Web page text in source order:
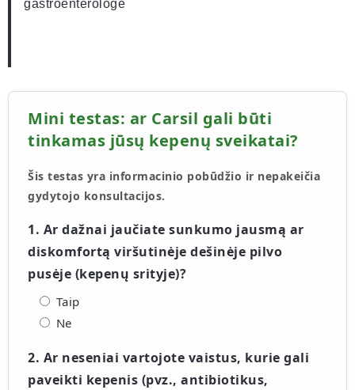
gastroenterologė
Mini testas: ar Carsil gali būti
tinkamas jūsų kepenų sveikatai?
Šis testas yra informacinio pobūdžio ir nepakeičia
gydytojo konsultacijos.
1. Ar dažnai jaučiate sunkumo jausmą ar
diskomfortą viršutinėje dešinėje pilvo
pusėje (kepenų srityje)?
Taip
Ne
2. Ar neseniai vartojote vaistus, kurie gali
paveikti kepenis (pvz., antibiotikus,